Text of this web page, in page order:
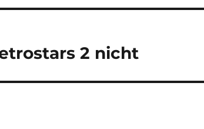
2 nicht